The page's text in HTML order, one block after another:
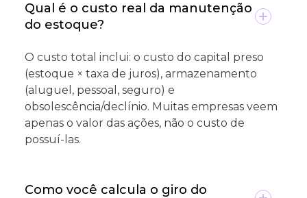
Qual é o custo real da manutenção
do estoque?
O custo total inclui: o custo do capital preso
(estoque × taxa de juros), armazenamento
(aluguel, pessoal, seguro) e
obsolescência/declínio. Muitas empresas veem
apenas o valor das ações, não o custo de
possuí-las.
Como você calcula o giro do